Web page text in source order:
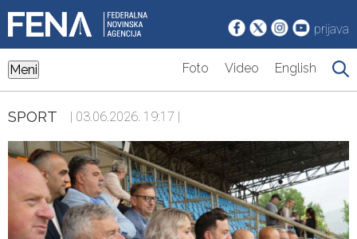
prijava
Meni Foto Video English
SPORT | 03.06.2026. 19:17 |